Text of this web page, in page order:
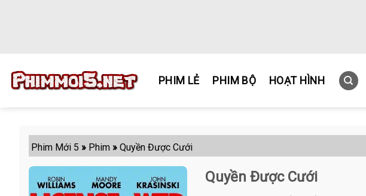
PHIM LẺ PHIM BỘ HOẠT HÌNH
Phim Mới 5 » Phim » Quyền Được Cưới
Quyền Được Cưới